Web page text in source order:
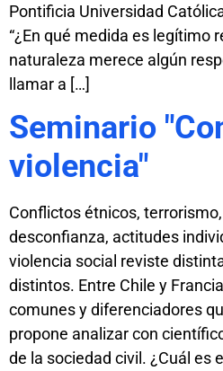
Pontificia Universidad
“¿En qué medida es legítimo
naturaleza merece algún
llamar a […]
Seminario
violencia"
Conflictos étnicos,
desconfianza, actitudes
violencia social reviste
distintos. Entre Chile y
comunes y diferenciadores
propone analizar con
de la sociedad civil. ¿Cuál es